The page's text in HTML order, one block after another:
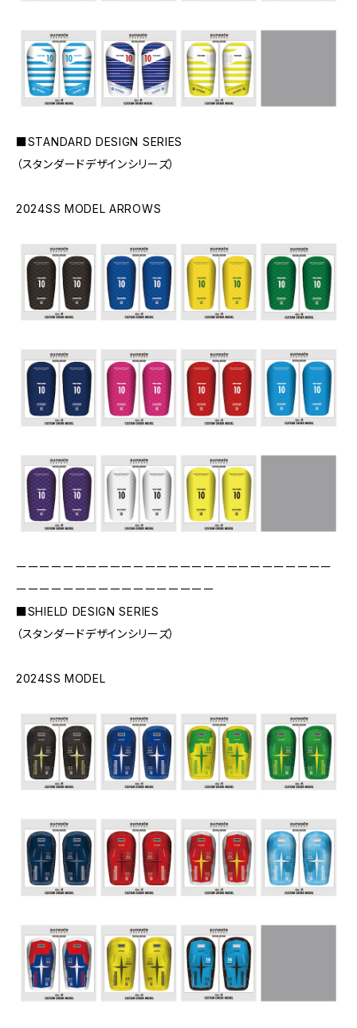
■STANDARD DESIGN SERIES
（スタンダードデザインシリーズ）
2024SS MODEL ARROWS
ーーーーーーーーーーーーーーーーーーーーーーーーーーー
ーーーーーーーーーーーーーーーーー
■SHIELD DESIGN SERIES
（スタンダードデザインシリーズ）
2024SS MODEL